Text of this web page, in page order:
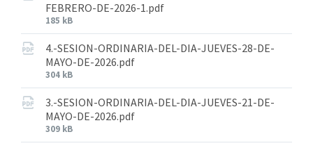
FEBRERO-DE-2026-1.pdf
185 kB
4.-SESION-ORDINARIA-DEL-DIA-JUEVES-28-DE-
MAYO-DE-2026.pdf
304 kB
3.-SESION-ORDINARIA-DEL-DIA-JUEVES-21-DE-
MAYO-DE-2026.pdf
309 kB